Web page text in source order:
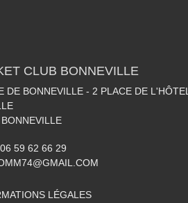
CLUB BONNEVILLE
DE BONNEVILLE - 2 PLACE DE L'HÔTEL
BONNEVILLE
06 59 62 66 29
LÉGALES